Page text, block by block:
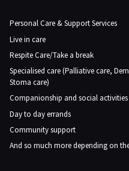
Personal Care & Support Services
Live in care
Respite Care/Take a break
Specialised care (Palliative care,
Stoma care)
Companionship and social activities
Day to day errands
Community support
And so much more depending on